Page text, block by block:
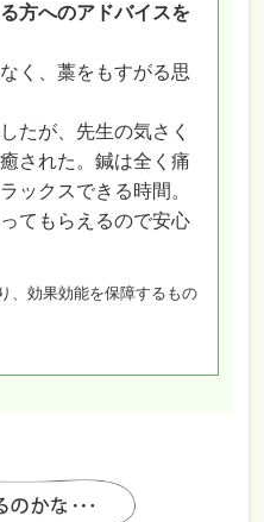
方へのアドバイスを
く、藁をもすがる思
たが、先生の気さく
された。鍼は全く痛
ックスできる時間。
てもらえるので安心
、効果効能を保障するもの